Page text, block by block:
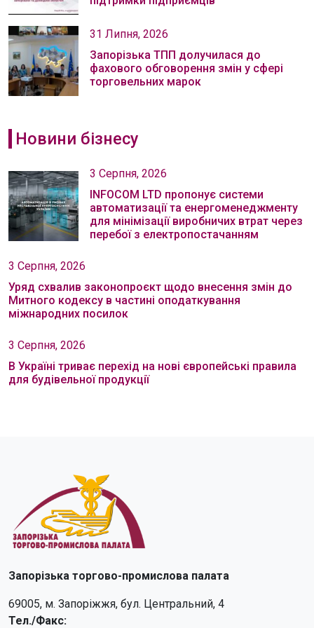
31 Липня, 2026
Запорізька ТПП долучилася до
фахового обговорення змін у сфері
торговельних марок
Новини бізнесу
3 Серпня, 2026
INFOCOM LTD пропонує системи
автоматизації та енергоменеджменту
для мінімізації виробничих втрат через
перебої з електропостачанням
3 Серпня, 2026
Уряд схвалив законопроєкт щодо внесення змін до
Митного кодексу в частині оподаткування
міжнародних посилок
3 Серпня, 2026
В Україні триває перехід на нові європейські правила
для будівельної продукції
Запорізька торгово-промислова палата
69005, м. Запоріжжя, бул. Центральний, 4
Тел./Факс: